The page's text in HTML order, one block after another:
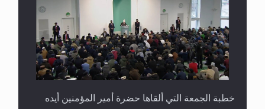
خطبة الجمعة التي ألقاها حضرة أمير المؤمنين أيده